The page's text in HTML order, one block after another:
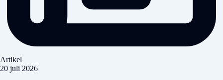
Artikel
20 juli 2026